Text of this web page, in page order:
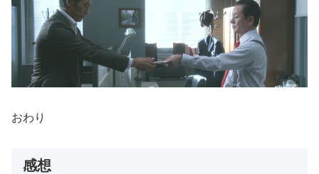
おわり
感想